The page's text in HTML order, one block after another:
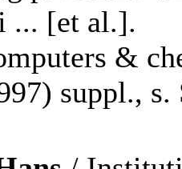
... [et al.].
&
suppl., s.